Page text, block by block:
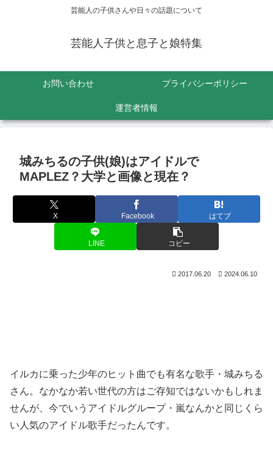
芸能人の子供さんや日々の話題について
芸能人子供と息子と娘特集
お問い合わせ プライバシーポリシー
運営者情報
城みちるの子供(娘)はアイドルで
MAPLEZ？大学と画像と現在？
X Facebook はてブ
LINE コピー
2017.06.20 2024.06.10
イルカに乗った少年のヒット曲でも有名な歌手・城みちる
さん。なかなか若い世代の方はご存知ではないかもしれま
せんが、今でいうアイドルグループ・嵐なんかと同じくら
い人気のアイドル歌手だったんです。